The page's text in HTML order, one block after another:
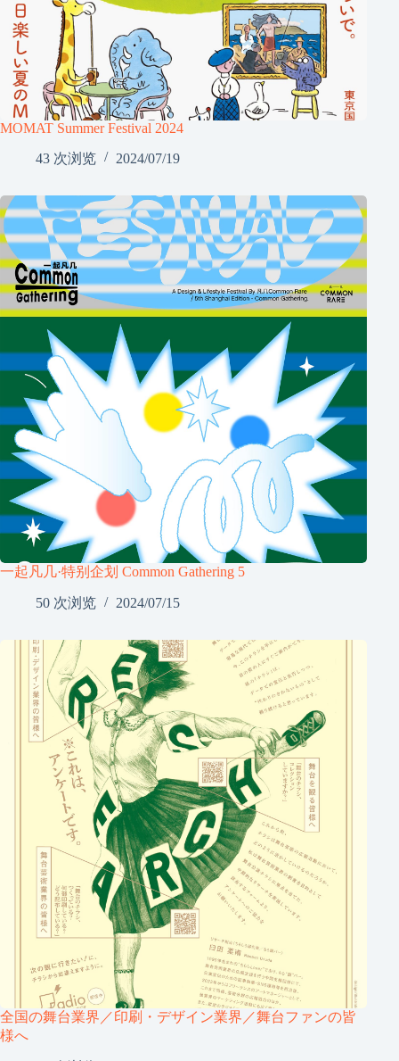
MOMAT Summer Festival 2024
43 次浏览
2024/07/19
一起凡几·特别企划 Common Gathering 5
50 次浏览 2024/07/15
全国の舞台業界／印刷・デザイン業界／舞台ファンの皆
様へ